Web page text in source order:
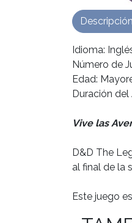
Idioma:
Número de
Edad:
Duración del
Vive las
D&D The
al final de la
Este juego